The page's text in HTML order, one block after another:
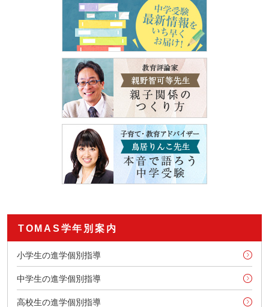
TOMAS学年別案内
小学生の進学個別指導
中学生の進学個別指導
高校生の進学個別指導